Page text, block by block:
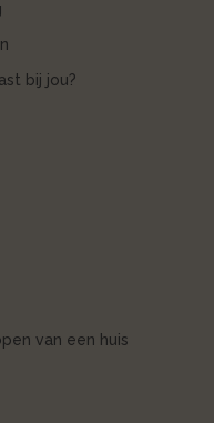
bij jou?
van een huis